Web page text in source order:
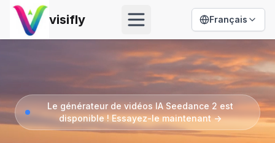
visifly Open menu
Français
Le générateur de vidéos IA Seedance 2 est
disponible ! Essayez-le maintenant ->